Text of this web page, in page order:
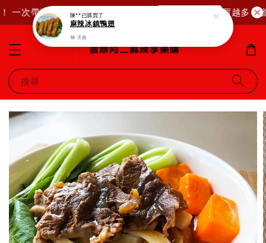
一次帶齊，超值優惠直接送給你！ 買越多，
搜尋
陳**已購買了
麻辣冰鎮鴨翅
18 天前